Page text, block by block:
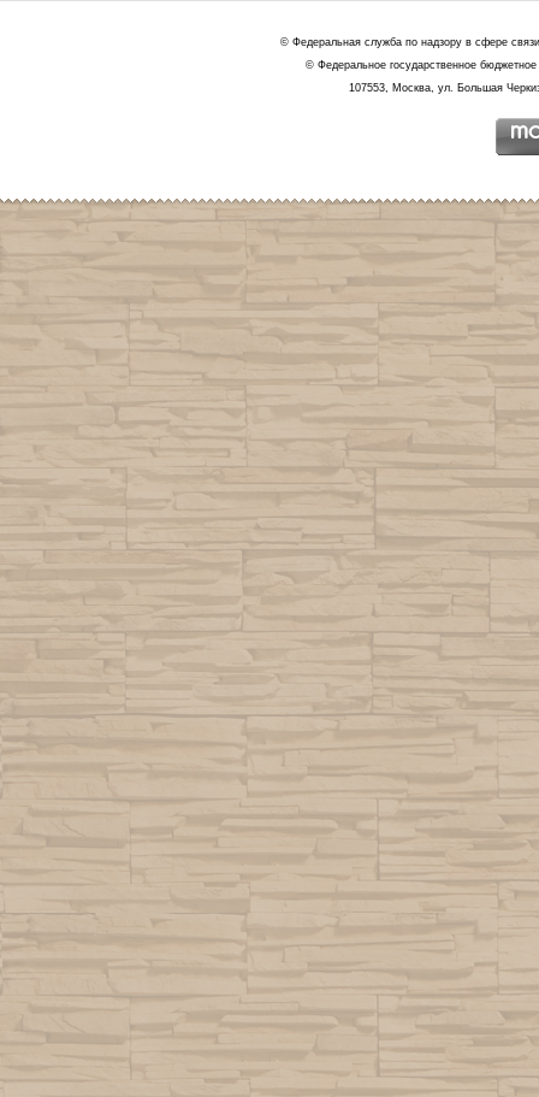
© Федеральная служба по надзору в сфере
© Федеральное государственное
107553, Москва, ул. Большая